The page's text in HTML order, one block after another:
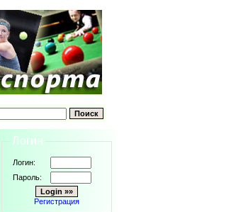
Логин
Логин:
Пароль:
Регистрация